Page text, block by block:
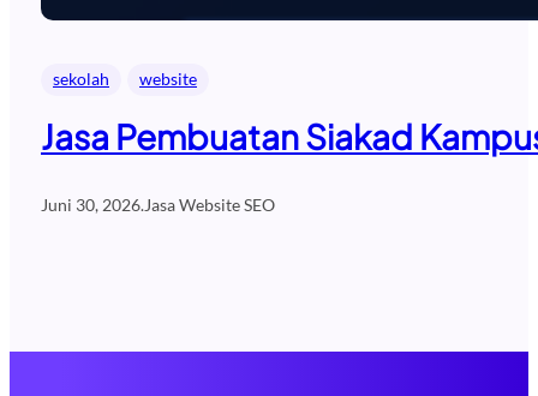
sekolah website
Jasa Pembuatan Siakad
Juni 30, 2026.Jasa Website SEO